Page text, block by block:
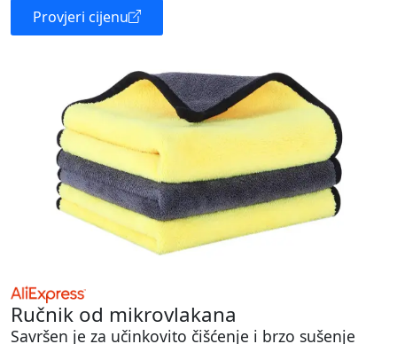
Provjeri cijenu
Ručnik od mikrovlakana
Savršen je za učinkovito čišćenje i brzo sušenje